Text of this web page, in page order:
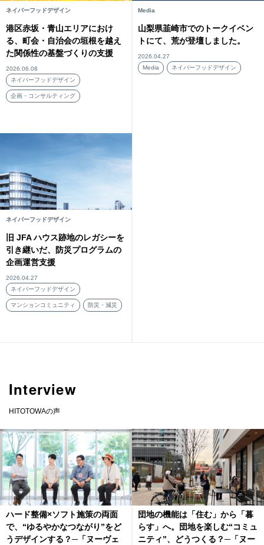
ネイバーフッドデザイン
港区赤坂・青山エリアにおけ
る、町会・自治会の垣根を越え
た関係性の基盤づくりの支援
2026.06.08
ネイバーフッドデザイン
企画・コンサルティング
Media
山梨県韮崎市でのトークイベン
トにて、荒が登壇しました。
2026.04.27
Media
ネイバーフッドデザイン
ネイバーフッドデザイン
旧 JFA ハウス跡地のレガシーを
引き継いだ、防災プログラムの
企画運営支援
2026.04.27
ネイバーフッドデザイン
マンションコミュニティ 防災・減災
Interview
HITOTOWAの声
ハード整備×ソフト施策の両面
で、“ゆるやかなつながり”をど
うデザインする？─「ヌーヴェ
団地の機能は「住む」から「暮
らす」へ。団地を楽しむ“コミュ
ニティ”、どうつくる？─「ヌー